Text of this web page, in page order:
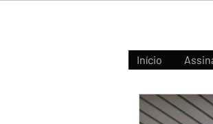
Início